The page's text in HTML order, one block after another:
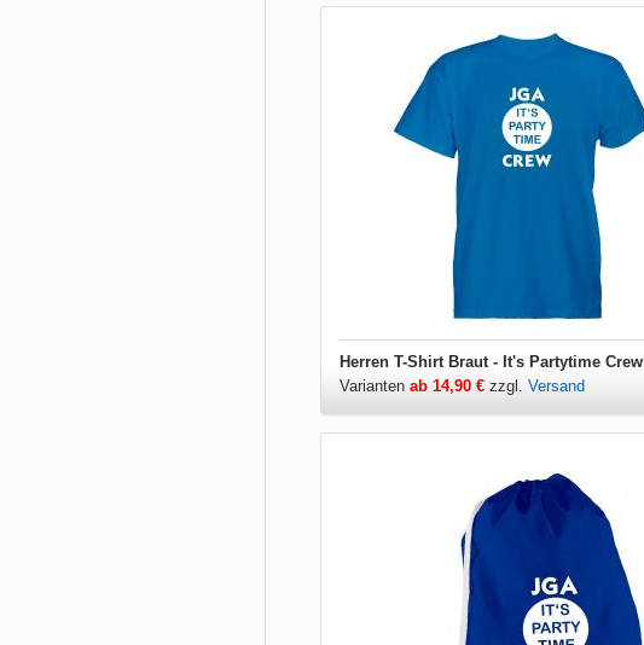
Herren T-Shirt Braut - It's Partytime Crew
Varianten ab 14,90 € zzgl. Versand